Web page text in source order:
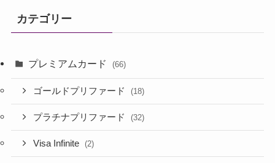
カテゴリー
プレミアムカード (66)
ゴールドプリファード (18)
プラチナプリファード (32)
Visa Infinite (2)